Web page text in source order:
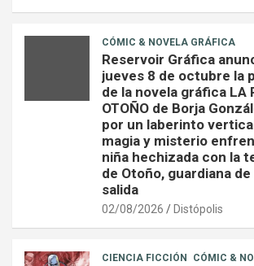
CÓMIC & NOVELA GRÁFICA
Reservoir Gráfica
jueves 8 de octubre la
de la novela gráfica LA
OTOÑO de Borja
por un laberinto
magia y misterio
niña hechizada con la
de Otoño, guardiana
salida
02/08/2026 Distópolis
CIENCIA FICCIÓN CÓMIC &